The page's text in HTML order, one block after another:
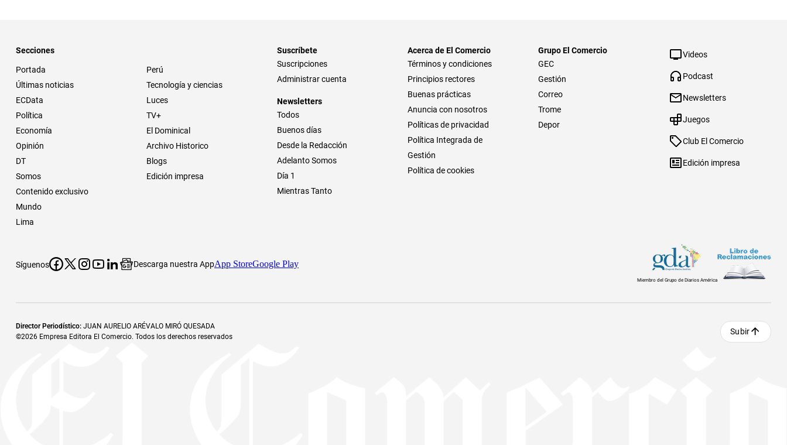
Secciones
Portada
Últimas noticias
ECData
Política
Economía
Opinión
DT
Somos
Contenido exclusivo
Mundo
Lima
Perú
Tecnología y ciencias
Luces
TV+
El Dominical
Archivo Historico
Blogs
Edición impresa
Suscríbete
Suscripciones
Administrar cuenta
Newsletters
Todos
Buenos días
Desde la Redacción
Adelanto Somos
Día 1
Mientras Tanto
Acerca de El Comercio
Términos y condiciones
Principios rectores
Buenas prácticas
Anuncia con nosotros
Políticas de privacidad
Política Integrada de
Gestión
Política de cookies
Grupo El Comercio
GEC
Gestión
Correo
Trome
Depor
Videos
Podcast
Newsletters
Juegos
Club El Comercio
Edición impresa
Síguenos Descarga nuestra AppApp StoreGoogle Play
Miembro del Grupo de Diarios América
Director Periodístico: JUAN AURELIO ARÉVALO MIRÓ QUESADA
©2026 Empresa Editora El Comercio. Todos los derechos reservados
Subir